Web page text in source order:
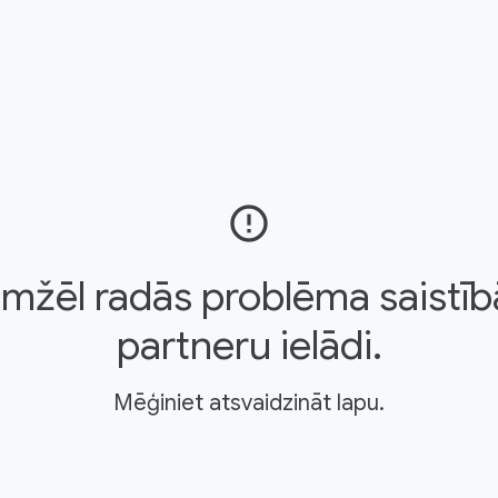
error_outline
radās problēma
partneru ielādi.
Mēģiniet atsvaidzināt lapu.